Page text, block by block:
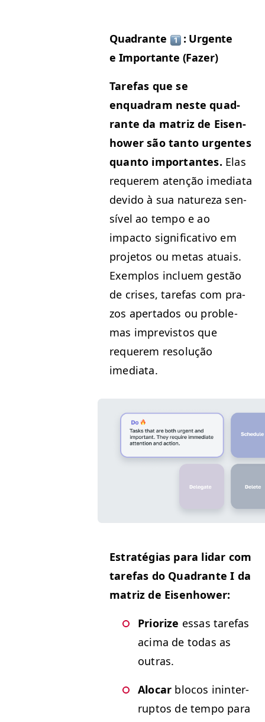
Quad­rante
: Urgente
e Impor­tante (Faz­er)
Tare­fas que se
enquadram neste quad­
rante da matriz de Eisen­
how­er são tan­to urgentes
quan­to impor­tantes. Elas
requerem atenção ime­di­a­ta
dev­i­do à sua natureza sen­
sív­el ao tem­po e ao
impacto sig­ni­fica­ti­vo em
pro­je­tos ou metas atu­ais.
Exem­p­los incluem gestão
de crises, tare­fas com pra­
zos aper­ta­dos ou prob­le­
mas impre­vis­tos que
requerem res­olução
imediata.
Estraté­gias para lidar com
tare­fas do Quad­rante I da
matriz de Eisenhower:
Pri­or­ize essas tare­fas
aci­ma de todas as
outras.
Alo­car blo­cos inin­ter­
rup­tos de tem­po para